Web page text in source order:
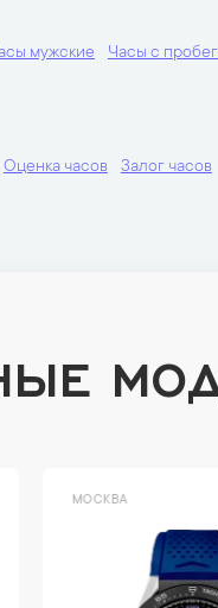
мужские
Часы с
Оценка часов Залог часов
МОСКВА